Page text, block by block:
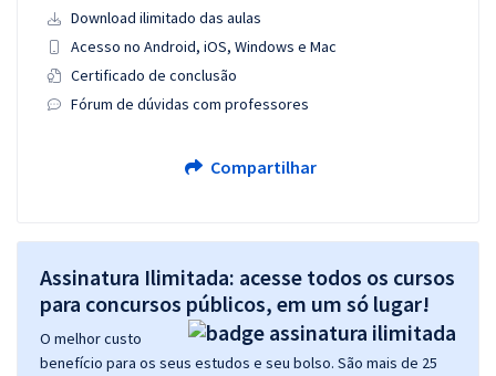
Download ilimitado das aulas
Acesso no Android, iOS, Windows e Mac
Certificado de conclusão
Fórum de dúvidas com professores
Compartilhar
Assinatura Ilimitada: acesse todos os cursos
para concursos públicos, em um só lugar!
O melhor custo
benefício para os seus estudos e seu bolso. São mais de 25